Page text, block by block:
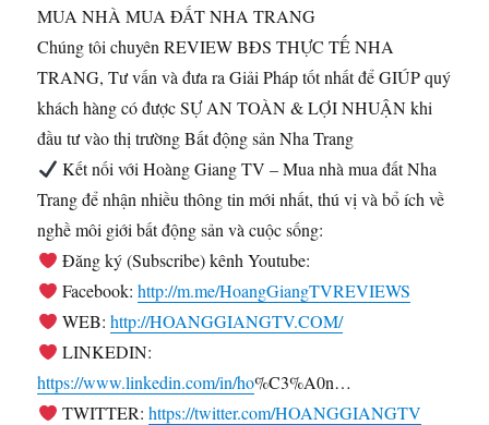
MUA NHÀ MUA ĐẤT NHA TRANG
Chúng tôi chuyên REVIEW BĐS THỰC TẾ NHA
TRANG, Tư vấn và đưa ra Giải Pháp tốt nhất để GIÚP quý
khách hàng có được SỰ AN TOÀN & LỢI NHUẬN khi
đầu tư vào thị trường Bất động sản Nha Trang
Kết nối với Hoàng Giang TV – Mua nhà mua đất Nha
Trang để nhận nhiều thông tin mới nhất, thú vị và bổ ích về
nghề môi giới bất động sản và cuộc sống:
Đăng ký (Subscribe) kênh Youtube: ​
Facebook: http://m.me/HoangGiangTVREVIEWS
WEB: http://HOANGGIANGTV.COM/
LINKEDIN:
https://www.linkedin.com/in/ho%C3%A0n…​
TWITTER: https://twitter.com/HOANGGIANGTV